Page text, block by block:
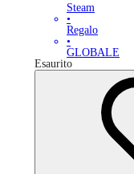
Steam
•
Regalo
•
GLOBALE
Esaurito